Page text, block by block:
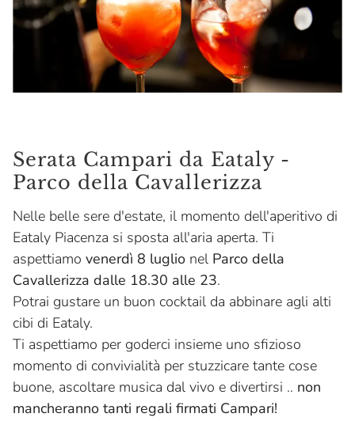
Serata Campari da Eataly -
Parco della Cavallerizza
Nelle belle sere d'estate, il momento dell'aperitivo di
Eataly Piacenza si sposta all'aria aperta. Ti
aspettiamo venerdì 8 luglio nel Parco della
Cavallerizza dalle 18.30 alle 23.
Potrai gustare un buon cocktail da abbinare agli alti
cibi di Eataly.
Ti aspettiamo per goderci insieme uno sfizioso
momento di convivialità per stuzzicare tante cose
buone, ascoltare musica dal vivo e divertirsi .. non
mancheranno tanti regali firmati Campari!